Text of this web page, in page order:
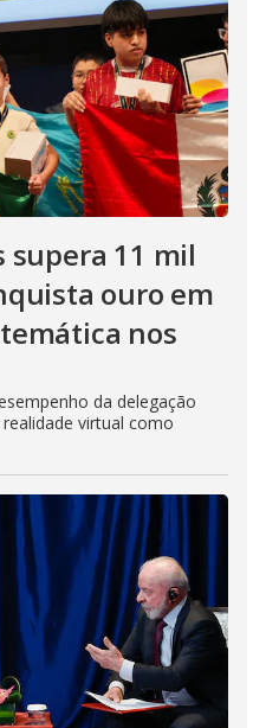
supera 11 mil
ouro em
nos
da delegação
virtual como